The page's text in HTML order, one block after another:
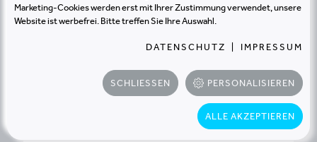
Mind:shift – Energie neu denken: 6
Schritte zur Energiewende im
Marketing-Cookies werden erst mit Ihrer Zustimmung verwendet, unsere
Website ist werbefrei. Bitte treffen Sie Ihre Auswahl.
DATENSCHUTZ IMPRESSUM
SCHLIESSEN PERSONALISIEREN
ALLE AKZEPTIEREN